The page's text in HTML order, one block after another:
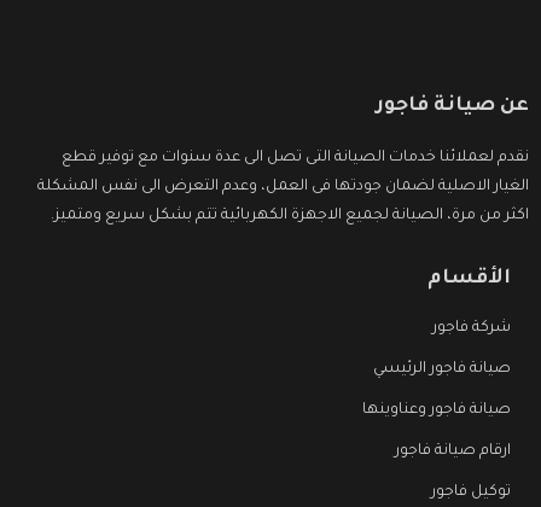
عن صيانة فاجور
نقدم لعملائنا خدمات الصيانة التى تصل الى عدة سنوات مع توفير قطع
الغيار الاصلية لضمان جودتها فى العمل، وعدم التعرض الى نفس المشكلة
اكثر من مرة، الصيانة لجميع الاجهزة الكهربائية تتم بشكل سريع ومتميز.
الأقسام
شركة فاجور
صيانة فاجور الرئيسي
صيانة فاجور وعناوينها
ارقام صيانة فاجور
توكيل فاجور